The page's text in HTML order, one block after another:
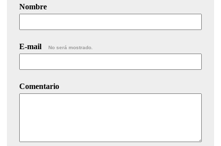
Nombre
E-mail No será mostrado.
Comentario